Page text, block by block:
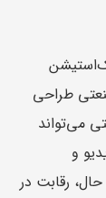
طراحی
می‌تواند
و
رقابت در